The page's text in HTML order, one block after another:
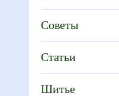
Советы
Статьи
Шитье